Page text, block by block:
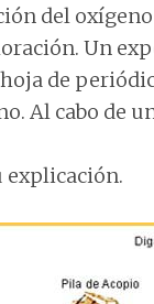
del
Un
de
Al cabo de
explicación.